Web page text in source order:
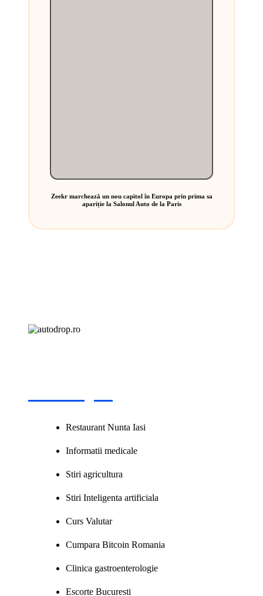
Zeekr marchează un nou capitol în Europa prin prima sa
apariție la Salonul Auto de la Paris
Restaurant Nunta Iasi
Informatii medicale
Stiri agricultura
Stiri Inteligenta artificiala
Curs Valutar
Cumpara Bitcoin Romania
Clinica gastroenterologie
Escorte Bucuresti